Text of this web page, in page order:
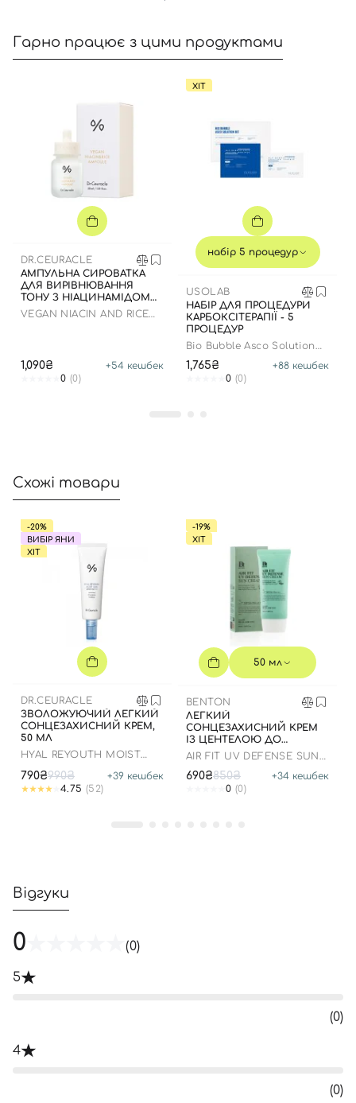
Гарно працює з цими продуктами
DR.CEURACLE
АМПУЛЬНА СИРОВАТКА
ДЛЯ ВИРІВНЮВАННЯ
ТОНУ З НІАЦИНАМІДОМ
ТА ЕКСТРАКТОМ РИСУ, 30
VEGAN NIACIN AND RICE
1,090₴ +54 кешбек
0 (0)
ХІТ
набір 5 процедур
USOLAB
НАБІР ДЛЯ ПРОЦЕДУРИ
КАРБОКСІТЕРАПІЇ - 5
ПРОЦЕДУР
Bio Bubble Asco Solution
1,765₴ +88 кешбек
0 (0)
Схожі товари
-20%
ВИБІР ЯНИ
ХІТ
DR.CEURACLE
ЗВОЛОЖУЮЧИЙ ЛЕГКИЙ
СОНЦЕЗАХИСНИЙ КРЕМ,
50 МЛ
HYAL REYOUTH MOIST
790₴990₴ +39 кешбек
4.75 (52)
-19%
ХІТ
50 мл
BENTON
ЛЕГКИЙ
СОНЦЕЗАХИСНИЙ КРЕМ
ІЗ ЦЕНТЕЛОЮ ДО
07.01.2027 РОКУ
AIR FIT UV DEFENSE SUN
690₴850₴ +34 кешбек
0 (0)
Відгуки
0 (0)
5
(0)
4
(0)
Відправляючи форму для авторизації/реєстрації ви
приймаєте умови
Угоди користувача
Увійти за допомогою e-mail